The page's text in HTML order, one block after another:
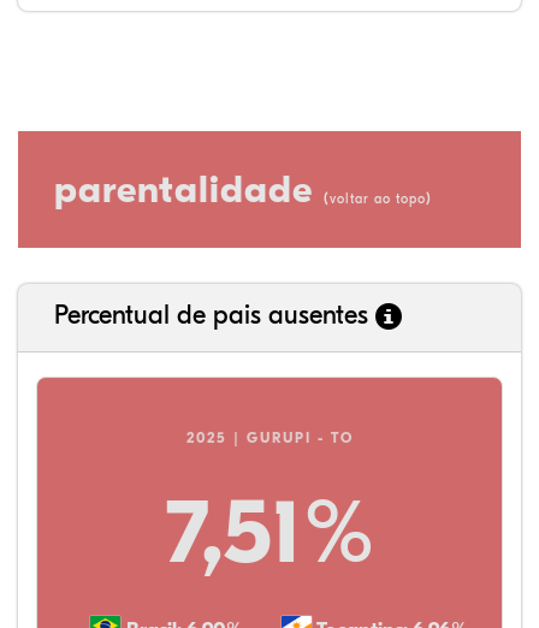
parentalidade (voltar ao topo)
Percentual de pais ausentes
2025 | GURUPI - TO
7,51%